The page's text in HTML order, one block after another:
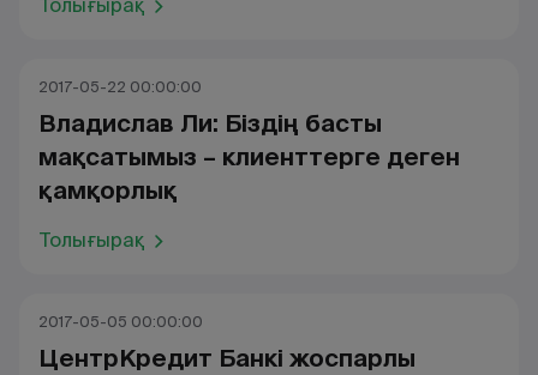
Толығырақ
2017-05-22 00:00:00
Владислав Ли: Біздің басты
мақсатымыз – клиенттерге деген
қамқорлық
Толығырақ
2017-05-05 00:00:00
ЦентрКредит Банкі жоспарлы